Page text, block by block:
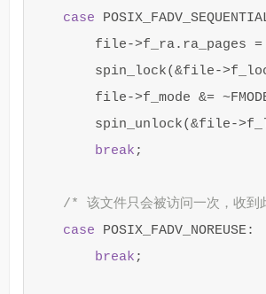
case
file->f_ra. ra_pages =
spin_lock(&file->
file->f_mode &= ~
spin_unlock(&file->
break ;
/* 该文件只会被访问一次，收
case
POSIX_FADV_NOREUSE:
break ;